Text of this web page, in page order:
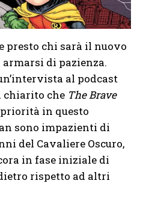
presto chi sarà il nuovo
armarsi di pazienza.
al podcast
chiarito che The Brave
in questo
sono impazienti di
del Cavaliere Oscuro,
in fase iniziale di
rispetto ad altri